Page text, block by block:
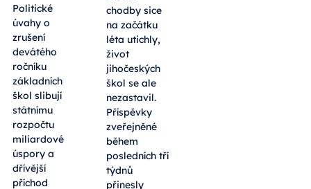
Politické
úvahy o
zrušení
devátého
ročníku
základních
škol slibují
státnímu
rozpočtu
miliardové
úspory a
dřívější
příchod
chodby sice
na začátku
léta utichly,
život
jihočeských
škol se ale
nezastavil.
Příspěvky
zveřejněné
během
posledních tří
týdnů
přinesly